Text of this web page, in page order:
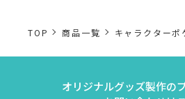
TOP 商品一覧 キャラクターポ
オリジナルグッズ製作の